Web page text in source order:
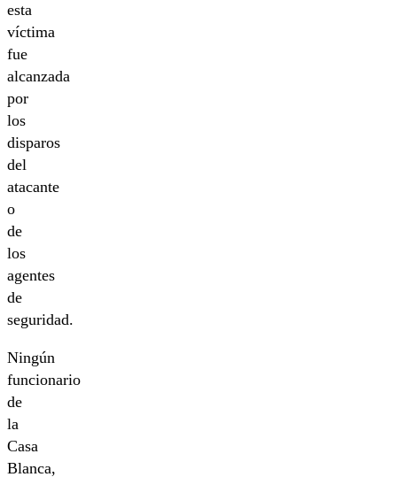
esta
víctima
fue
alcanzada
por
los
disparos
del
atacante
o
de
los
agentes
de
seguridad.
Ningún
funcionario
de
la
Casa
Blanca,